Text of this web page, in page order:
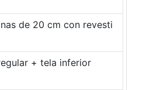
de 20 cm con revesti
+ tela inferior